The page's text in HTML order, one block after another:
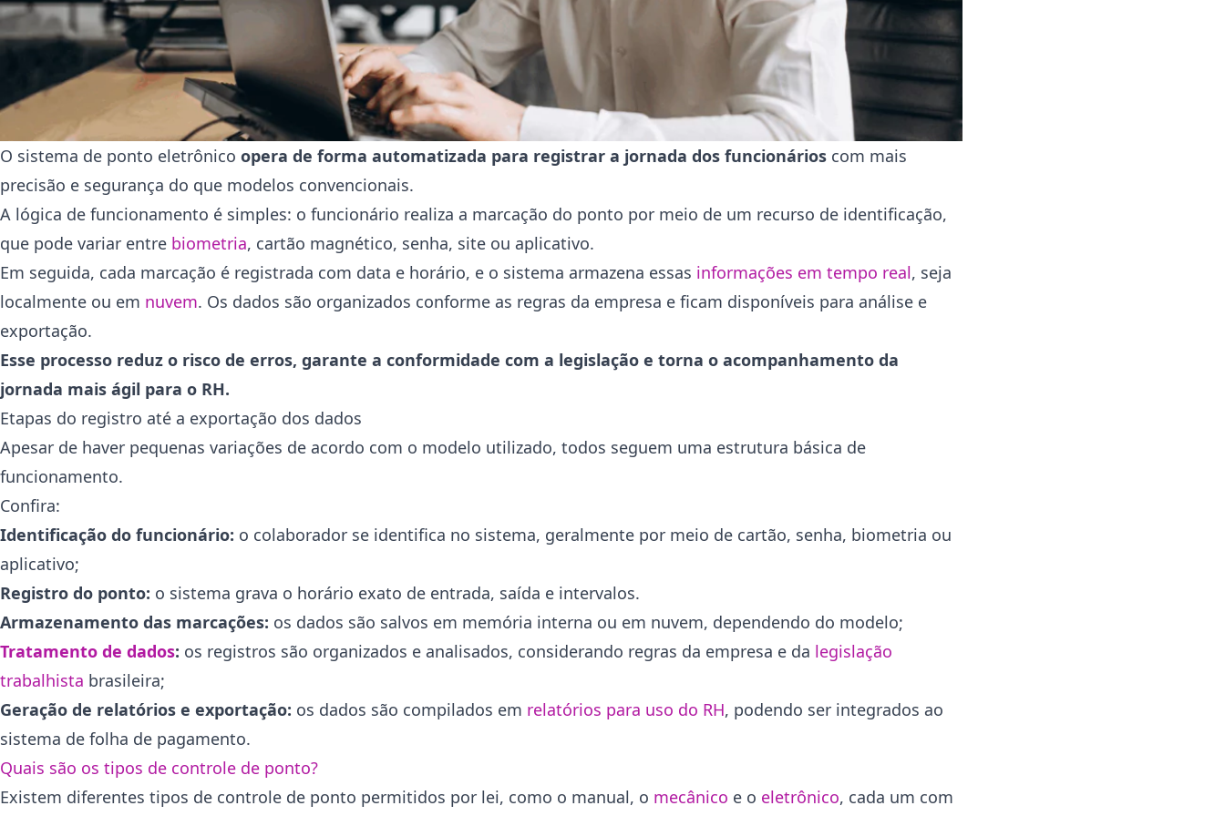
O sistema de ponto eletrônico opera de forma automatizada para registrar a jornada dos funcionários com mais
precisão e segurança do que modelos convencionais.
A lógica de funcionamento é simples: o funcionário realiza a marcação do ponto por meio de um recurso de identificação,
que pode variar entre biometria, cartão magnético, senha, site ou aplicativo.
Em seguida, cada marcação é registrada com data e horário, e o sistema armazena essas informações em tempo real, seja
localmente ou em nuvem. Os dados são organizados conforme as regras da empresa e ficam disponíveis para análise e
exportação.
Esse processo reduz o risco de erros, garante a conformidade com a legislação e torna o acompanhamento da
jornada mais ágil para o RH.
Etapas do registro até a exportação dos dados
Apesar de haver pequenas variações de acordo com o modelo utilizado, todos seguem uma estrutura básica de
funcionamento.
Confira:
Identificação do funcionário: o colaborador se identifica no sistema, geralmente por meio de cartão, senha, biometria ou
aplicativo;
Registro do ponto: o sistema grava o horário exato de entrada, saída e intervalos.
Armazenamento das marcações: os dados são salvos em memória interna ou em nuvem, dependendo do modelo;
Tratamento de dados: os registros são organizados e analisados, considerando regras da empresa e da legislação
trabalhista brasileira;
Geração de relatórios e exportação: os dados são compilados em relatórios para uso do RH, podendo ser integrados ao
sistema de folha de pagamento.
Quais são os tipos de controle de ponto?
Existem diferentes tipos de controle de ponto permitidos por lei, como o manual, o mecânico e o eletrônico, cada um com